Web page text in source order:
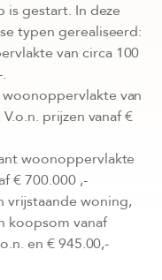
is gestart. In deze
typen gerealiseerd:
van circa 100
van
prijzen vanaf €
woonoppervlakte
€ 700.000 ,-
vrijstaande woning,
koopsom vanaf
en € 945.00,-